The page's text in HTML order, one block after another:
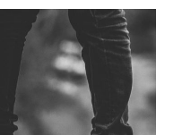
POLEGA
OPERACJA
HALUKSÓW?